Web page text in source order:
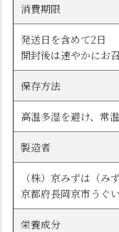
消費期限
発送日を含めて2日
開封後は速やかにお
保存方法
高温多湿を避け、常
製造者
（株）京みずは（み
京都府長岡京市うぐ
栄養成分